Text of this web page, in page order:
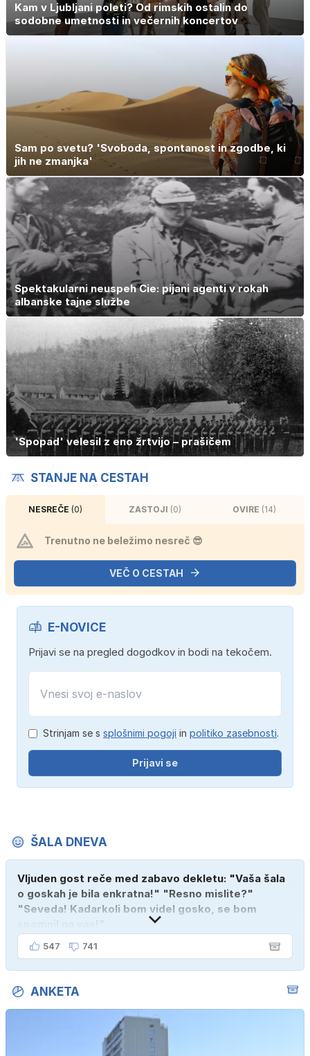
Kam v Ljubljani poleti? Od rimskih ostalin do
sodobne umetnosti in večernih koncertov
Sam po svetu? 'Svoboda, spontanost in zgodbe, ki
jih ne zmanjka'
Spektakularni neuspeh Cie: pijani agenti v rokah
albanske tajne službe
'Spopad' velesil z eno žrtvijo – prašičem
STANJE NA CESTAH
NESREČE (0) ZASTOJI (0) OVIRE (14)
Trenutno ne beležimo nesreč 😎
VEČ O CESTAH
E-NOVICE
Prijavi se na pregled dogodkov in bodi na tekočem.
Strinjam se s splošnimi pogoji in politiko zasebnosti.
Prijavi se
ŠALA DNEVA
Vljuden gost reče med zabavo dekletu: "Vaša šala
o goskah je bila enkratna!" "Resno mislite?"
"Seveda! Kadarkoli bom videl gosko, se bom
547 741
ANKETA